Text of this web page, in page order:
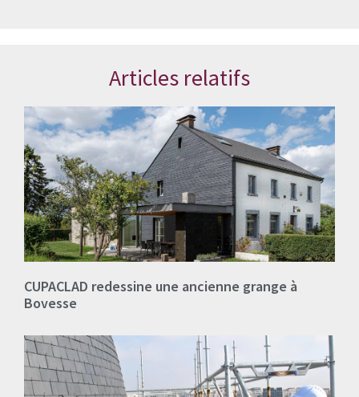
Articles relatifs
CUPACLAD redessine une ancienne grange à
Bovesse